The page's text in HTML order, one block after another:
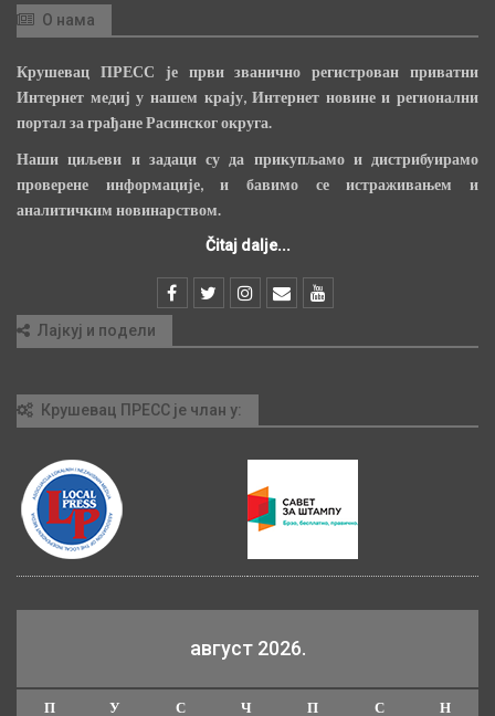
О нама
Крушевац ПРЕСС је први званично регистрован приватни
Интернет медиј у нашем крају, Интернет новине и регионални
портал за грађане Расинског округа.
Наши циљеви и задаци су да прикупљамо и дистрибуирамо
проверене информације, и бавимо се истраживањем и
аналитичким новинарством.
Čitaj dalje...
Лајкуј и подели
Крушевац ПРЕСС је члан у:
август 2026.
П У С Ч П С Н